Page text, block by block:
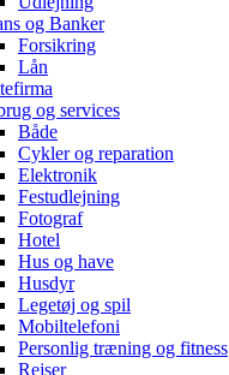
og Banker
Forsikring
Lån
og services
Både
Cykler og reparation
Elektronik
Festudlejning
Fotograf
Hotel
Hus og have
Husdyr
Legetøj og spil
Mobiltelefoni
Personlig træning og fitness
Rejser